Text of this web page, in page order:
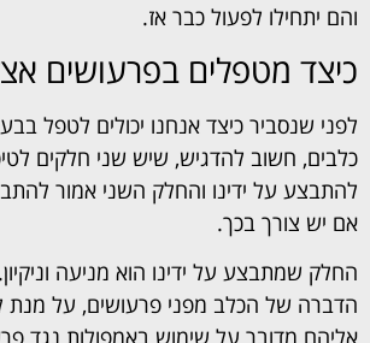
והם יתחילו לפעול כבר אז.
כיצד מטפלים בפרעושים
לפני שנסביר כיצד אנחנו יכולים לטפל
כלבים, חשוב להדגיש, שיש שני חלקים
להתבצע על ידינו והחלק השני אמור
אם יש צורך בכך.
החלק שמתבצע על ידינו הוא מניעה
הדברה של הכלב מפני פרעושים, על מנת